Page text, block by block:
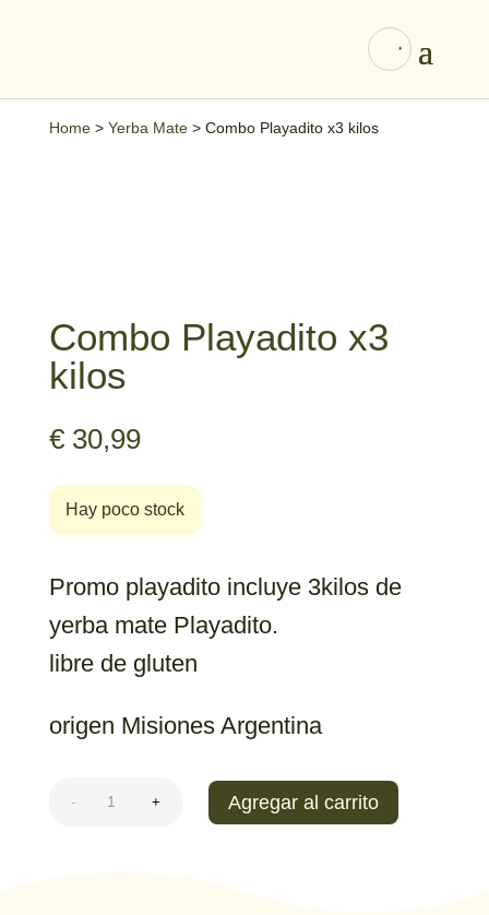
Home> Yerba Mate> Combo Playadito x3 kilos
Combo Playadito x3
kilos
€30,99
Hay poco stock
Promo playadito incluye 3kilos de
yerba mate Playadito.
libre de gluten
origen Misiones Argentina
- + Agregar al carrito